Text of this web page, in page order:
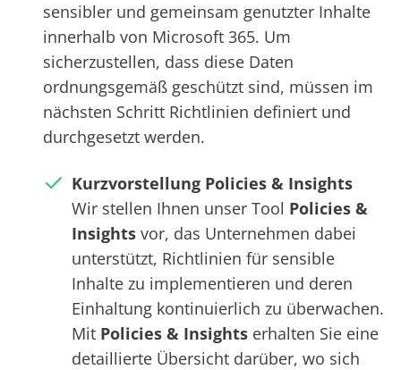
sensibler und gemeinsam genutzter Inhalte
innerhalb von Microsoft 365. Um
sicherzustellen, dass diese Daten
ordnungsgemäß geschützt sind, müssen im
nächsten Schritt Richtlinien definiert und
durchgesetzt werden.
Kurzvorstellung Policies & Insights
Wir stellen Ihnen unser Tool Policies &
Insights vor, das Unternehmen dabei
unterstützt, Richtlinien für sensible
Inhalte zu implementieren und deren
Einhaltung kontinuierlich zu überwachen.
Mit Policies & Insights erhalten Sie eine
detaillierte Übersicht darüber, wo sich